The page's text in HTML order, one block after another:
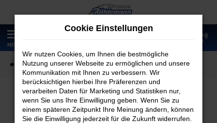
Zum
Hauptinhalt
springen
MENÜ
Startseite Fahrzeugangebote Fahrzeugmarkt
Fahrzeugmarkt
Cookie Einstellungen
Wir nutzen Cookies, um Ihnen die bestmögliche
Nutzung unserer Webseite zu ermöglichen und unsere
Kommunikation mit Ihnen zu verbessern. Wir
berücksichtigen hierbei Ihre Präferenzen und
verarbeiten Daten für Marketing und Statistiken nur,
wenn Sie uns Ihre Einwilligung geben. Wenn Sie zu
einem späteren Zeitpunkt Ihre Meinung ändern, können
Sie die Einwilligung jederzeit für die Zukunft widerrufen.